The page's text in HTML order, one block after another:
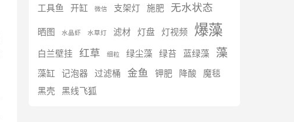
工具鱼 开缸 微信 支架灯 施肥 无水状态
晒图 水晶虾 水草灯 滤材 灯盘 灯视频 爆藻
白兰壁挂 红草 细粒 绿尘藻 绿苔 蓝绿藻 藻
藻缸 记泡器 过滤桶 金鱼 钾肥 降酸
魔毯
黑壳
黑线飞狐